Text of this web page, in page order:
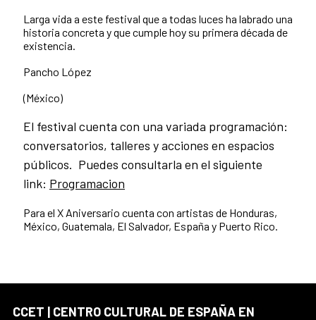
Larga vida a este festival que a todas luces ha labrado una
historia concreta y que cumple hoy su primera década de
existencia.
Pancho López
(México)
El festival cuenta con una variada programación:
conversatorios, talleres y acciones en espacios
públicos. Puedes consultarla en el siguiente
link: Programacion
Para el X Aniversario cuenta con artistas de Honduras,
México, Guatemala, El Salvador, España y Puerto Rico.
CCET | CENTRO CULTURAL DE ESPAÑA EN